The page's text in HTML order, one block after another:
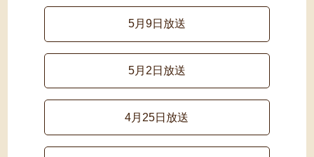
5月9日放送
5月2日放送
4月25日放送